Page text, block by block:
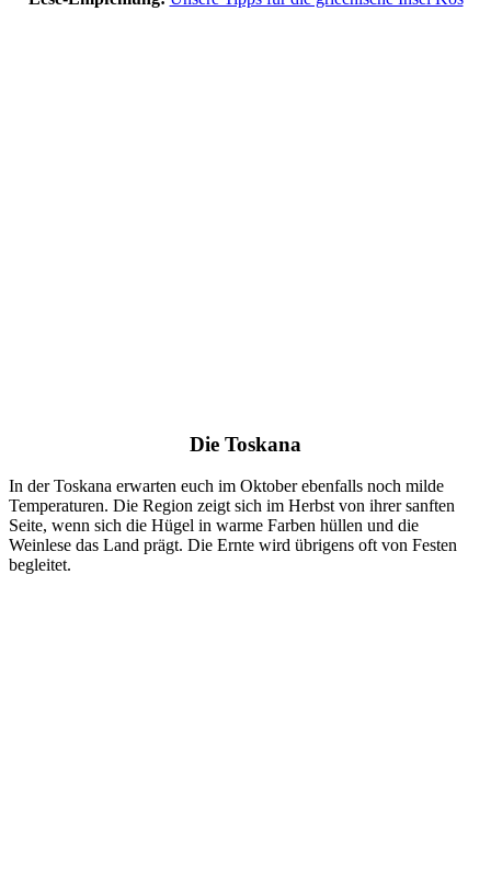
Die Toskana
In der Toskana erwarten euch im Oktober ebenfalls noch milde
Temperaturen. Die Region zeigt sich im Herbst von ihrer sanften
Seite, wenn sich die Hügel in warme Farben hüllen und die
Weinlese das Land prägt. Die Ernte wird übrigens oft von Festen
begleitet.